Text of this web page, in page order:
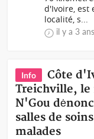
d'Ivoire, est
localité, s...
il y a 3 ans
Info
Côte
Treichville, le
N'Gou
salles de
malades